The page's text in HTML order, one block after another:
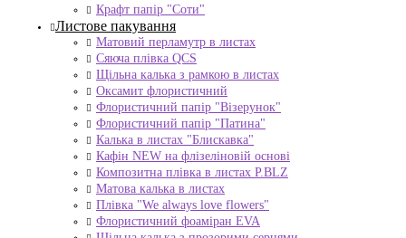
Крафт папір "Соти"
Листове пакування
Матовий перламутр в листах
Сяюча плівка QCS
Щільна калька з рамкою в листах
Оксамит флористичний
Флористичний папір "Візерунок"
Флористичний папір "Патина"
Калька в листах "Блискавка"
Кафін NEW на флізеліновій основі
Композитна плівка в листах Р.BLZ
Матова калька в листах
Плівка "We always love flowers"
Флористичний фоаміран EVA